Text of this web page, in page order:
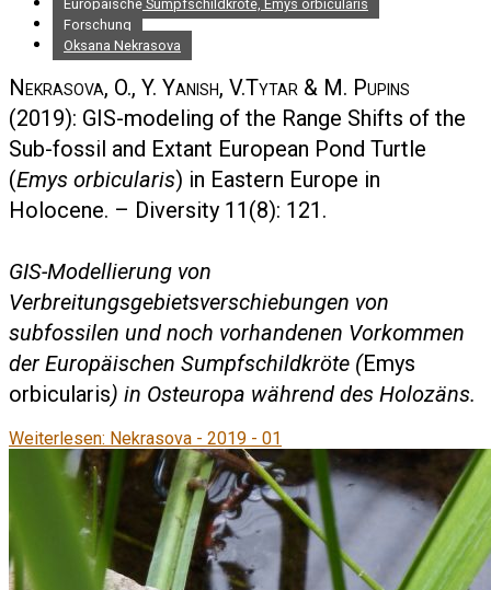
Europäische Sumpfschildkröte, Emys orbicularis
Forschung
Oksana Nekrasova
Nekrasova, O., Y. Yanish, V.Tytar & M. Pupins
(2019): GIS-modeling of the Range Shifts of the
Sub-fossil and Extant European Pond Turtle
(Emys orbicularis) in Eastern Europe in
Holocene. – Diversity 11(8): 121.
GIS-Modellierung von
Verbreitungsgebietsverschiebungen von
subfossilen und noch vorhandenen Vorkommen
der Europäischen Sumpfschildkröte (Emys
orbicularis) in Osteuropa während des Holozäns.
Weiterlesen: Nekrasova - 2019 - 01